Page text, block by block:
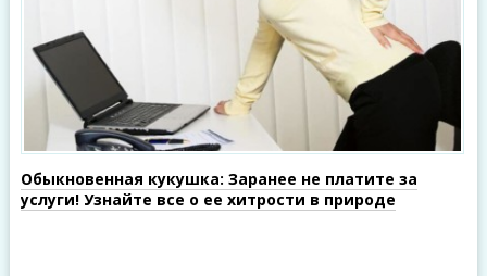
Обыкновенная кукушка: Заранее не платите за
услуги! Узнайте все о ее хитрости в природе